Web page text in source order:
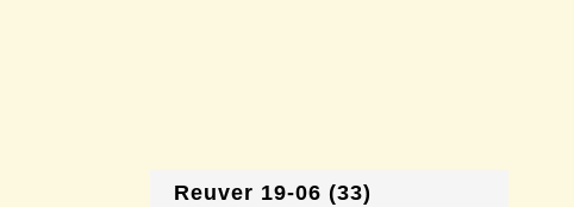
Reuver 19-06 (33)